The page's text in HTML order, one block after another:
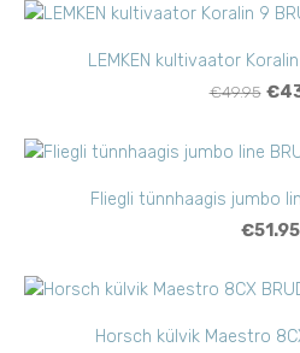
LEMKEN kultivaator
€49.95
Fliegli tünnhaagis jumbo
€51.95
Horsch külvik Maestro